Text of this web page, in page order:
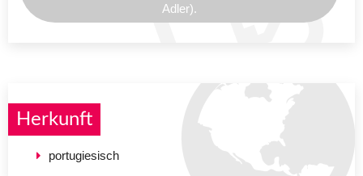
Adler).
Herkunft
portugiesisch